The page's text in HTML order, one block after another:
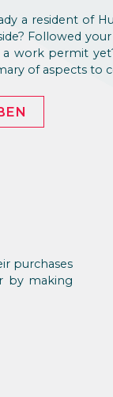
a resident of
Followed
work permit
of aspects to
purchases
by making